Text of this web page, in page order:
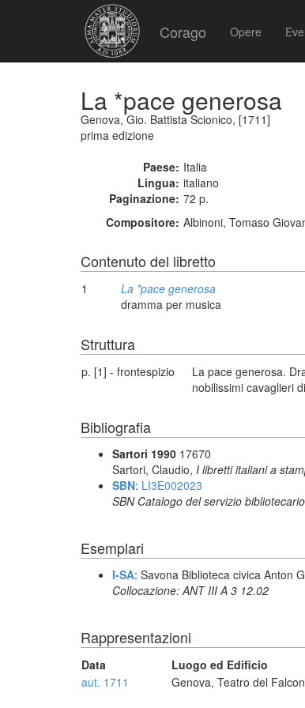
Corago Opere
La *pace generosa
Genova, Gio. Battista Scionico, [1711]
prima edizione
Paese: Italia
Lingua: italiano
Paginazione: 72 p.
Compositore: Albinoni, Tomaso
Contenuto del libretto
1
La *pace generosa
dramma per musica
Struttura
p. [1] - frontespizio
La pace generosa.
nobilissimi cavaglieri
Bibliografia
Sartori 1990 17670
Sartori, Claudio, I libretti italiani a
SBN: LI3E002023
SBN Catalogo del servizio
Esemplari
I-SA: Savona Biblioteca civica Anton
Collocazione: ANT III A 3 12.02
Rappresentazioni
Data Luogo ed Edificio
aut. 1711
Genova, Teatro del